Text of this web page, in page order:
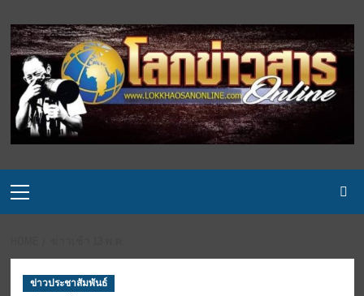
to
content
Menu
ข่าวประชาสัมพันธ์